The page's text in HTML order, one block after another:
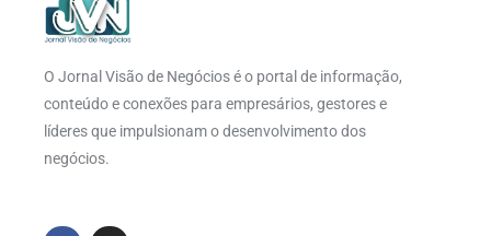
O Jornal Visão de Negócios é o portal de informação,
conteúdo e conexões para empresários, gestores e
líderes que impulsionam o desenvolvimento dos
negócios.